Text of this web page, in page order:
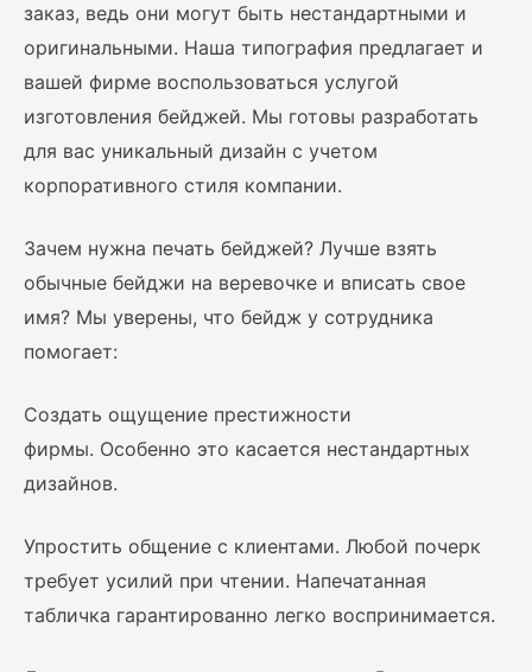
заказ, ведь они могут быть нестандартными и
оригинальными. Наша типография предлагает и
вашей фирме воспользоваться услугой
изготовления бейджей. Мы готовы разработать
для вас уникальный дизайн с учетом
корпоративного стиля компании.
Зачем нужна печать бейджей? Лучше взять
обычные бейджи на веревочке и вписать свое
имя? Мы уверены, что бейдж у сотрудника
помогает:
Создать ощущение престижности
фирмы. Особенно это касается нестандартных
дизайнов.
Упростить общение с клиентами. Любой почерк
требует усилий при чтении. Напечатанная
табличка гарантированно легко воспринимается.